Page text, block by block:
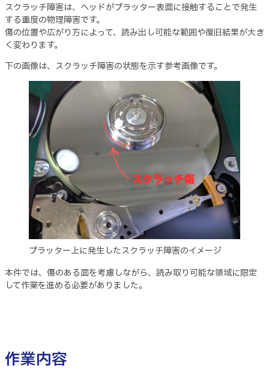
スクラッチ障害は、ヘッドがプラッター表面に接触することで発生
する重度の物理障害です。
傷の位置や広がり方によって、読み出し可能な範囲や復旧結果が大き
く変わります。
下の画像は、スクラッチ障害の状態を示す参考画像です。
プラッター上に発生したスクラッチ障害のイメージ
本件では、傷のある面を考慮しながら、読み取り可能な領域に限定
して作業を進める必要がありました。
作業内容